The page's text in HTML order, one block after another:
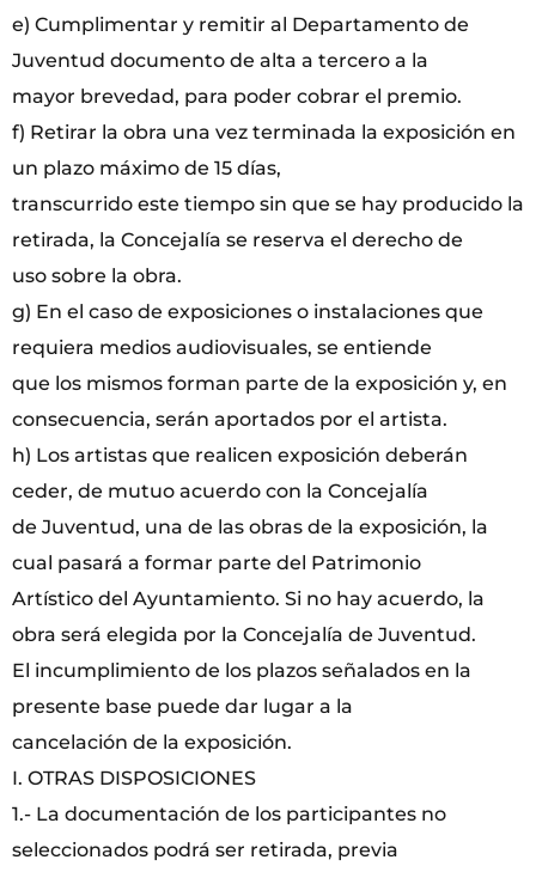
e) Cumplimentar y remitir al Departamento de
Juventud documento de alta a tercero a la
mayor brevedad, para poder cobrar el premio.
f) Retirar la obra una vez terminada la exposición en
un plazo máximo de 15 días,
transcurrido este tiempo sin que se hay producido la
retirada, la Concejalía se reserva el derecho de
uso sobre la obra.
g) En el caso de exposiciones o instalaciones que
requiera medios audiovisuales, se entiende
que los mismos forman parte de la exposición y, en
consecuencia, serán aportados por el artista.
h) Los artistas que realicen exposición deberán
ceder, de mutuo acuerdo con la Concejalía
de Juventud, una de las obras de la exposición, la
cual pasará a formar parte del Patrimonio
Artístico del Ayuntamiento. Si no hay acuerdo, la
obra será elegida por la Concejalía de Juventud.
El incumplimiento de los plazos señalados en la
presente base puede dar lugar a la
cancelación de la exposición.
I. OTRAS DISPOSICIONES
1.- La documentación de los participantes no
seleccionados podrá ser retirada, previa